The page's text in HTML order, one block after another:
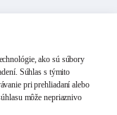
ako sú súbory
Súhlas s týmito
pri prehliadaní alebo
môže nepriaznivo
sa inšpirovať
Prihláste